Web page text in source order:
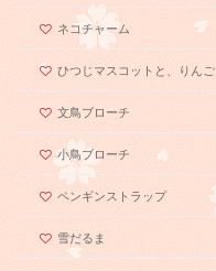
ネコチャーム
ひつじマスコットと、りんご
文鳥ブローチ
小鳥ブローチ
ペンギンストラップ
雪だるま